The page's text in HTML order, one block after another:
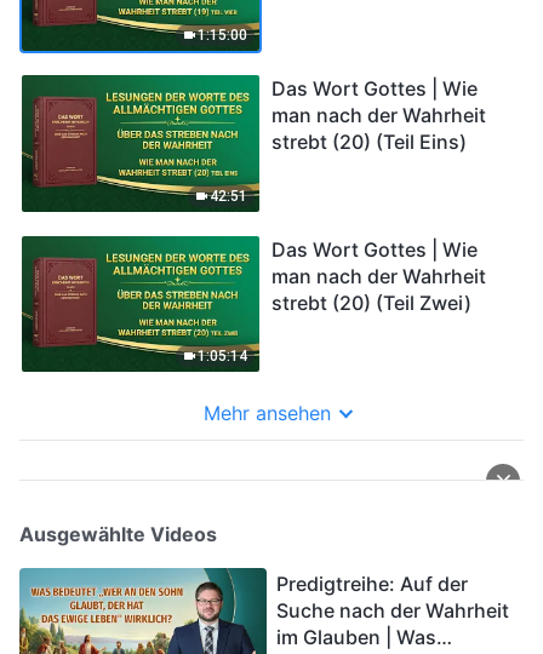
1:15:00
42:51
Das Wort Gottes | Wie
man nach der Wahrheit
strebt (20) (Teil Eins)
1:05:14
Das Wort Gottes | Wie
man nach der Wahrheit
strebt (20) (Teil Zwei)
Mehr ansehen
Ausgewählte Videos
Predigtreihe: Auf der
Suche nach der Wahrheit
im Glauben | Was